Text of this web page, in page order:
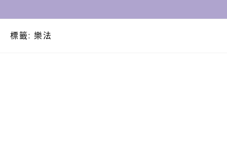
標籤: 樂法